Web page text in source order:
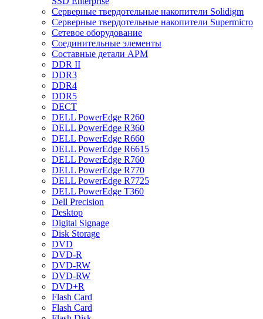
Cерверные твердотельные накопители Solidigm
Cерверные твердотельные накопители Supermicro
Cетевое оборудование
Cоединительные элементы
Cоставные детали АРМ
DDR II
DDR3
DDR4
DDR5
DECT
DELL PowerEdge R260
DELL PowerEdge R360
DELL PowerEdge R660
DELL PowerEdge R6615
DELL PowerEdge R760
DELL PowerEdge R770
DELL PowerEdge R7725
DELL PowerEdge T360
Dell Precision
Desktop
Digital Signage
Disk Storage
DVD
DVD-R
DVD-RW
DVD-RW
DVD+R
Flash Card
Flash Card